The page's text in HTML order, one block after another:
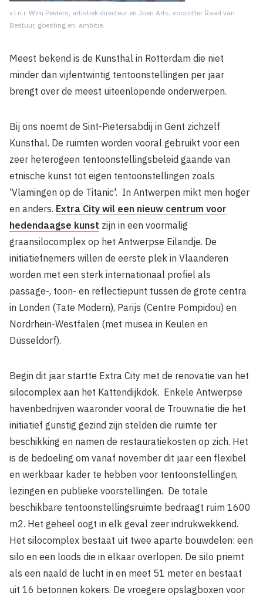
v.l.n.r. Wim Peeters, artistiek directeur en Joeri Arts, voorzitter Raad van
Bestuur, goesting en ambitie.
Meest bekend is de Kunsthal in Rotterdam die niet
minder dan vijfentwintig tentoon­stellingen per jaar
brengt over de meest uiteenlopende onderwerpen.
Bij ons noemt de Sint-Pietersabdij in Gent zichzelf
Kunsthal. De ruimten worden vooral gebruikt voor een
zeer heterogeen tentoon­stellingsbeleid gaande van
etnische kunst tot eigen tentoonstellingen zoals
'Vlamingen op de Titanic'. In Antwerpen mikt men hoger
en anders. Extra City wil een nieuw centrum voor
hedendaagse kunst zijn in een voor­malig
graansilocomplex op het Antwerpse Eilandje. De
initiatiefnemers willen de eerste plek in Vlaanderen
worden met een sterk internationaal profiel als
passage-, toon- en reflectiepunt tussen de grote centra
in Lon­den (Tate Modern), Parijs (Centre Pompidou) en
Nordrhein-Westfalen (met musea in Keu­len en
Düsseldorf).
Begin dit jaar startte Extra City met de renovatie van het
silocomplex aan het Kat­tendijkdok. Enkele Antwerpse
havenbedrijven waaron­der vooral de Trouwnatie die het
initiatief gunstig gezind zijn stelden die ruimte ter
beschikking en namen de restauratiekos­ten op zich. Het
is de bedoeling om vanaf november dit jaar een flexibel
en werkbaar kader te hebben voor tentoonstellingen,
lezingen en publieke voorstellingen. De totale
beschikbare tentoonstellingsruimte bedraagt ruim 1600
m2. Het geheel oogt in elk geval zeer indrukwekkend.
Het silocomplex bestaat uit twee aparte bouwdelen: een
silo en een loods die in elkaar overlopen. De silo priemt
als een naald de lucht in en meet 51 meter en bestaat
uit 16 betonnen kokers. De vroegere opslagboxen voor